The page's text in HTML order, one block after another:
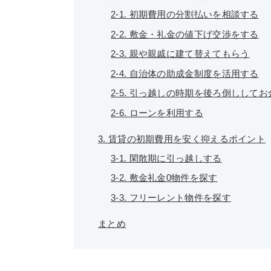
2-1. 初期費用の分割払いを相談する
2-2. 敷金・礼金の値下げ交渉をする
2-3. 親や親戚に建て替えてもらう
2-4. 自治体の助成金制度を活用する
2-5. 引っ越しの時期を後ろ倒ししてお
2-6. ローンを利用する
3. 賃貸の初期費用を安く抑えるポイント
3-1. 閑散期に引っ越しする
3-2. 敷金礼金0物件を探す
3-3. フリーレント物件を探す
まとめ